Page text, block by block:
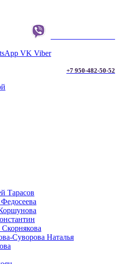
VK Viber
+7 950-482-50-52
Тарасов
Суворова Наталья